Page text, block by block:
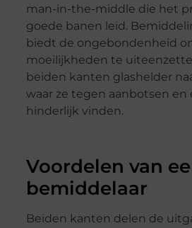
man-in-the-middle die het
goede banen leid.
biedt de ongebondenheid
moeilijkheden te
beiden kanten glashelder
waar ze tegen aanbotsen en
hinderlijk vinden.
Voordelen van
bemiddelaar
Beiden kanten delen de